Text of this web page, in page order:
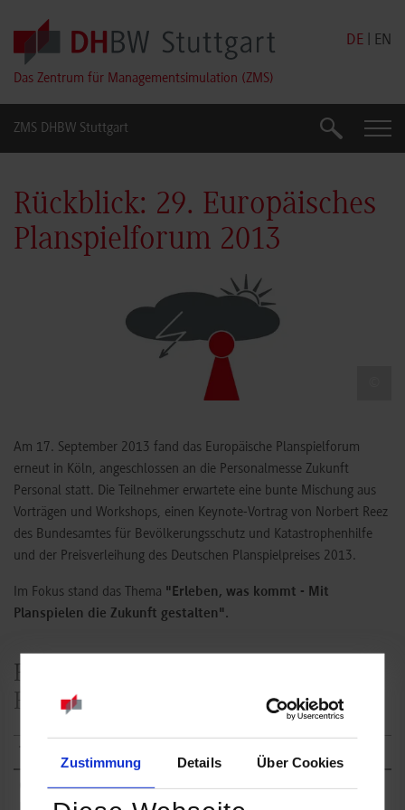
Zustimmung Details Über Cookies
Skip to main content
DE
EN
Das Zentrum für Managementsimulation (ZMS)
ZMS DHBW Stuttgart Suche
Rückblick: 29. Europäisches
Planspielforum 2013
Am 17. September 2013 fand das Europäische Planspielforum
erneut in Köln, angeschlossen an die Personalmesse Zukunft
Personal statt. Die Teilnehmer erwartete eine bunte Mischung aus
Vorträgen und Workshops, einen Keynote-Vortrag von Norbert Reez
des Bundesamtes für Bevölkerungsschutz und Katastrophenhilfe
und der Preisverleihung des Deutschen Planspielpreises 2013.
Im Fokus stand das Thema "Erleben, was kommt - Mit
Planspielen die Zukunft gestalten".
Programm des 29. Europäischen
Planspielforums 2013
Corporate Governance im
Lifecycle-Management mit